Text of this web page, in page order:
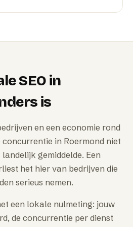
SEO in
is
en een economie rond
in Roermond niet
gemiddelde. Een
het hier van bedrijven die
serieus nemen.
een lokale nulmeting: jouw
de concurrentie per dienst